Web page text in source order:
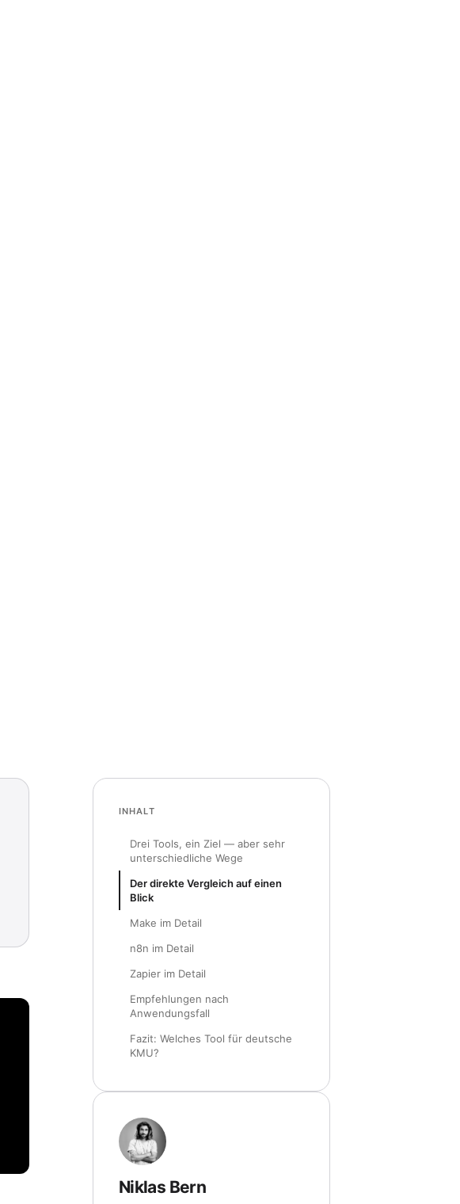
INHALT
Drei Tools, ein Ziel — aber sehr
unterschiedliche Wege
Der direkte Vergleich auf einen
Blick
Make im Detail
n8n im Detail
Zapier im Detail
Empfehlungen nach
Anwendungsfall
Fazit: Welches Tool für deutsche
KMU?
Niklas Bern